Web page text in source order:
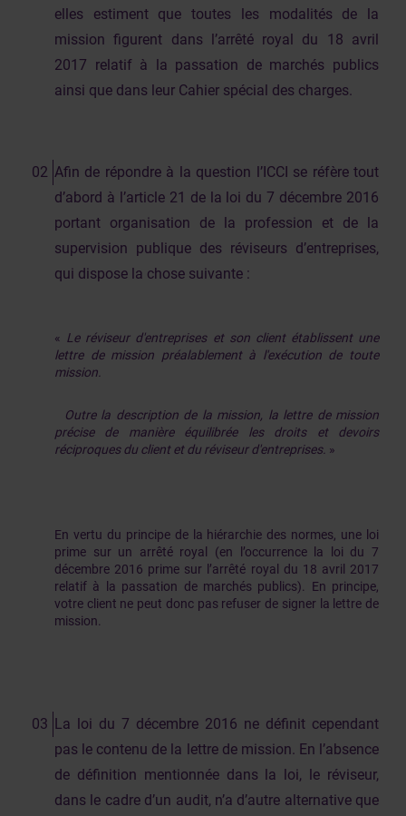
elles estiment que toutes les modalités de la
mission figurent dans l’arrêté royal du 18 avril
2017 relatif à la passation de marchés publics
ainsi que dans leur Cahier spécial des charges.
Afin de répondre à la question l’ICCI se réfère tout
d’abord à l’article 21 de la loi du 7 décembre 2016
portant organisation de la profession et de la
supervision publique des réviseurs d’entreprises,
qui dispose la chose suivante :
« Le réviseur d'entreprises et son client établissent une
lettre de mission préalablement à l'exécution de toute
mission.
Outre la description de la mission, la lettre de mission
précise de manière équilibrée les droits et devoirs
réciproques du client et du réviseur d'entreprises. »
En vertu du principe de la hiérarchie des normes, une loi
prime sur un arrêté royal (en l’occurrence la loi du 7
décembre 2016 prime sur l’arrêté royal du 18 avril 2017
relatif à la passation de marchés publics). En principe,
votre client ne peut donc pas refuser de signer la lettre de
mission.
La loi du 7 décembre 2016 ne définit cependant
pas le contenu de la lettre de mission. En l’absence
de définition mentionnée dans la loi, le réviseur,
dans le cadre d’un audit, n’a d’autre alternative que